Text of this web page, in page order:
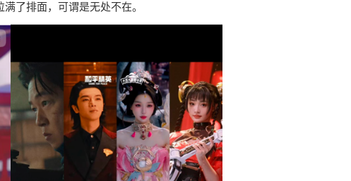
了排面，可谓是无处不在。